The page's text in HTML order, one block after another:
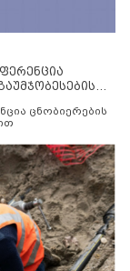
ცნობიერების